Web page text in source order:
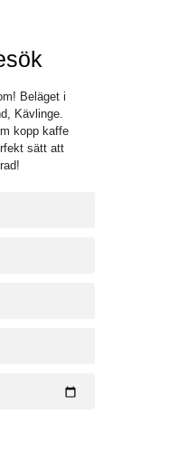
Beläget i
Kävlinge.
kopp kaffe
sätt att